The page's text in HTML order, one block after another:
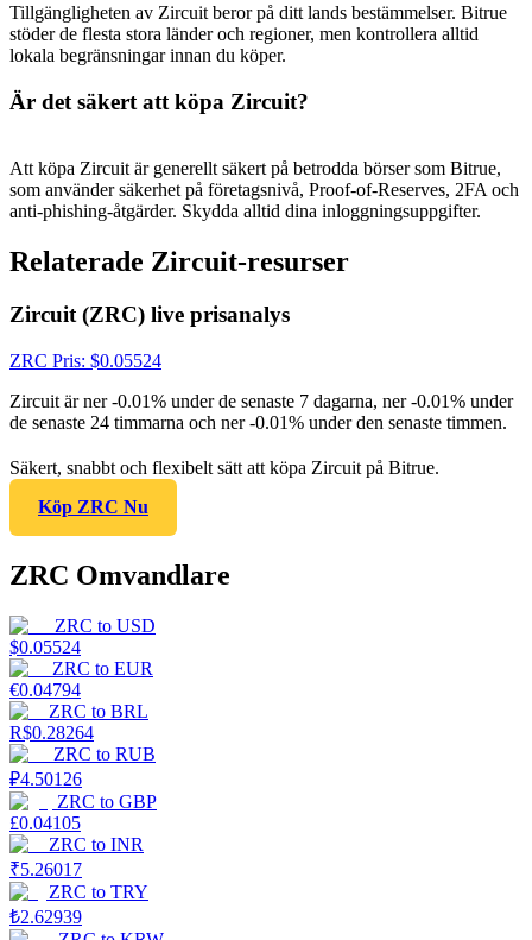
Tillgängligheten av Zircuit beror på ditt lands bestämmelser. Bitrue
stöder de flesta stora länder och regioner, men kontrollera alltid
lokala begränsningar innan du köper.
Är det säkert att köpa Zircuit?
Att köpa Zircuit är generellt säkert på betrodda börser som Bitrue,
som använder säkerhet på företagsnivå, Proof-of-Reserves, 2FA och
anti-phishing-åtgärder. Skydda alltid dina inloggningsuppgifter.
Relaterade Zircuit-resurser
Zircuit (ZRC) live prisanalys
ZRC Pris: $0.05524
Zircuit är ner -0.01% under de senaste 7 dagarna, ner -0.01% under
de senaste 24 timmarna och ner -0.01% under den senaste timmen.
Säkert, snabbt och flexibelt sätt att köpa Zircuit på Bitrue.
Köp ZRC Nu
ZRC Omvandlare
ZRC to USD
$0.05524
ZRC to EUR
€0.04794
ZRC to BRL
R$0.28264
ZRC to RUB
₽4.50126
ZRC to GBP
£0.04105
ZRC to INR
₹5.26017
ZRC to TRY
₺2.62939